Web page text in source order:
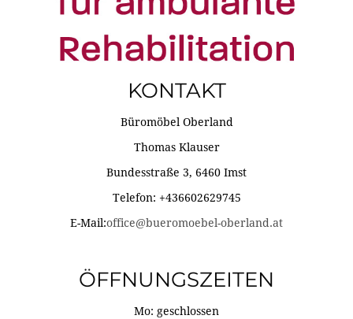
KONTAKT
Büromöbel Oberland
Thomas Klauser
Bundesstraße 3, 6460 Imst
Telefon: +436602629745
E-Mail:office@bueromoebel-oberland.at
ÖFFNUNGSZEITEN
Mo: geschlossen